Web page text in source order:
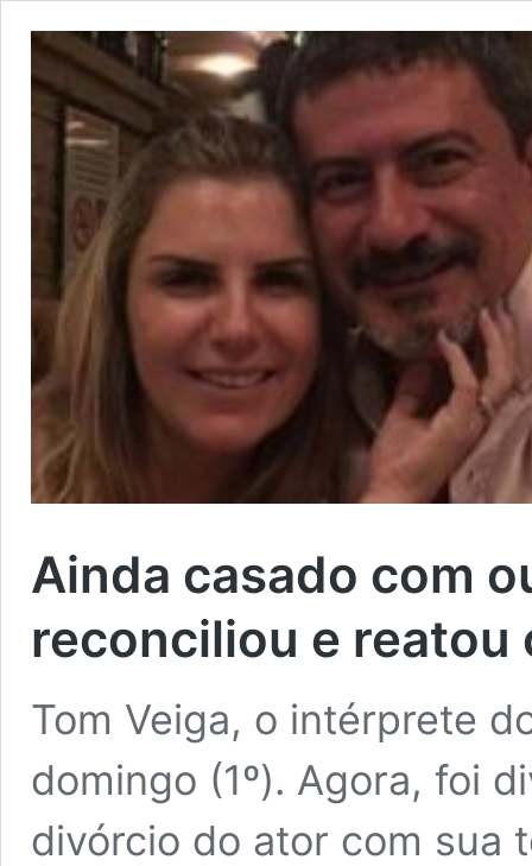
Ainda casado com
reconciliou e reatou
Tom Veiga, o intérprete
domingo (1º). Agora, foi
divórcio do ator com sua